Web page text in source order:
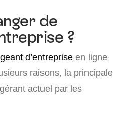
de
?
d’entreprise en ligne
raisons, la principale
actuel par les